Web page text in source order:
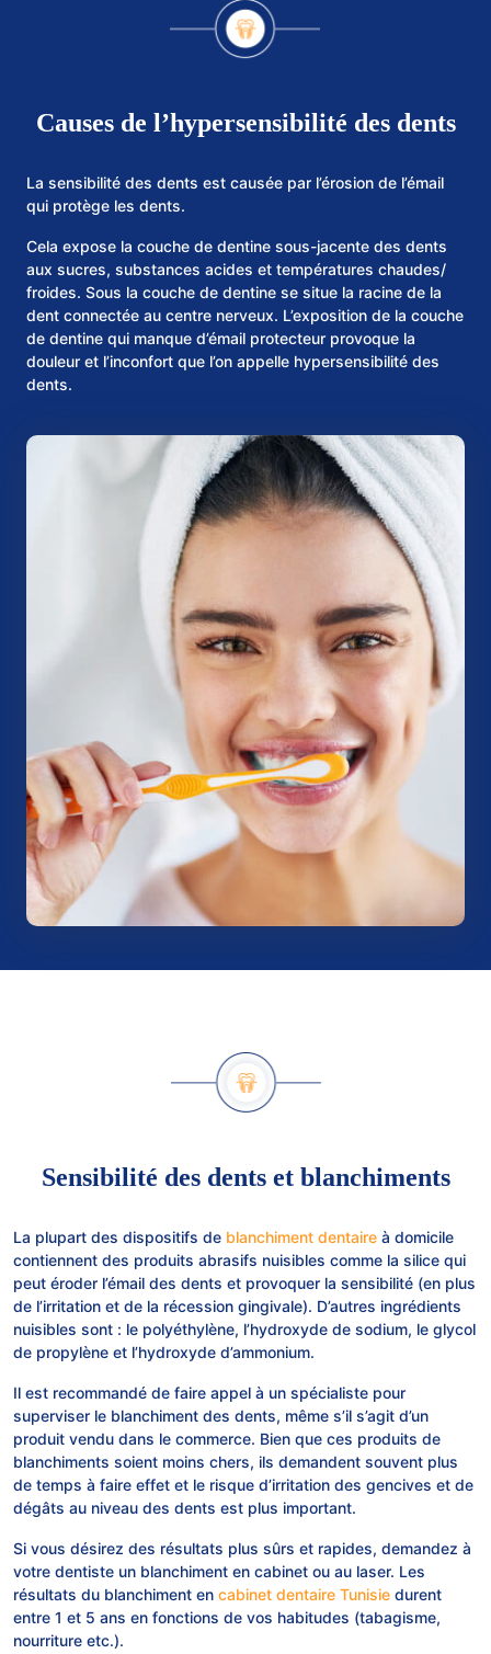
Causes de l’hypersensibilité des dents
La sensibilité des dents est causée par l’érosion de l’émail
qui protège les dents.
Cela expose la couche de dentine sous-jacente des dents
aux sucres, substances acides et températures chaudes/
froides. Sous la couche de dentine se situe la racine de la
dent connectée au centre nerveux. L’exposition de la couche
de dentine qui manque d’émail protecteur provoque la
douleur et l’inconfort que l’on appelle hypersensibilité des
dents.
Sensibilité des dents et blanchiments
La plupart des dispositifs de blanchiment dentaire à domicile
contiennent des produits abrasifs nuisibles comme la silice qui
peut éroder l’émail des dents et provoquer la sensibilité (en plus
de l’irritation et de la récession gingivale). D’autres ingrédients
nuisibles sont : le polyéthylène, l’hydroxyde de sodium, le glycol
de propylène et l’hydroxyde d’ammonium.
Il est recommandé de faire appel à un spécialiste pour
superviser le blanchiment des dents, même s’il s’agit d’un
produit vendu dans le commerce. Bien que ces produits de
blanchiments soient moins chers, ils demandent souvent plus
de temps à faire effet et le risque d’irritation des gencives et de
dégâts au niveau des dents est plus important.
Si vous désirez des résultats plus sûrs et rapides, demandez à
votre dentiste un blanchiment en cabinet ou au laser. Les
résultats du blanchiment en cabinet dentaire Tunisie durent
entre 1 et 5 ans en fonctions de vos habitudes (tabagisme,
nourriture etc.).